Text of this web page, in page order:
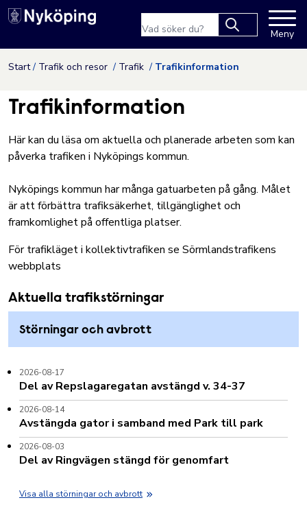
Hoppa till innehåll
Nyköpings kommuns
results.
Meny
Start Trafik och resor Trafik Trafikinformation
Trafikinformation
Här kan du läsa om aktuella och planerade arbeten som kan
påverka trafiken i Nyköpings kommun.
Nyköpings kommun har många gatuarbeten på gång. Målet
är att förbättra trafiksäkerhet, tillgänglighet och
framkomlighet på offentliga platser.
För trafikläget i kollektivtrafiken se Sörmlandstrafikens
webbplats
Aktuella trafikstörningar
Störningar och avbrott
2026-08-17
Del av Repslagaregatan avstängd v. 34-37
2026-08-14
Avstängda gator i samband med Park till park
2026-08-03
Del av Ringvägen stängd för genomfart
Visa alla störningar och avbrott